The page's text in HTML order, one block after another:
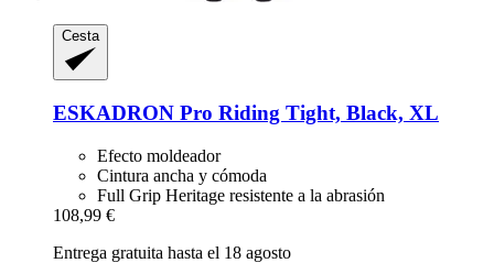
Cesta
ESKADRON Pro Riding Tight, Black, XL
Efecto moldeador
Cintura ancha y cómoda
Full Grip Heritage resistente a la abrasión
108,99 €
Entrega gratuita hasta el 18 agosto